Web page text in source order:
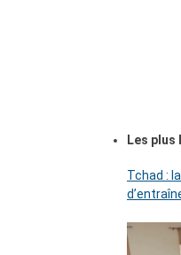
Les plus
Tchad :